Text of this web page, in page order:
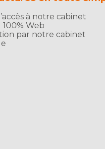
à notre cabinet
100% Web
par notre cabinet